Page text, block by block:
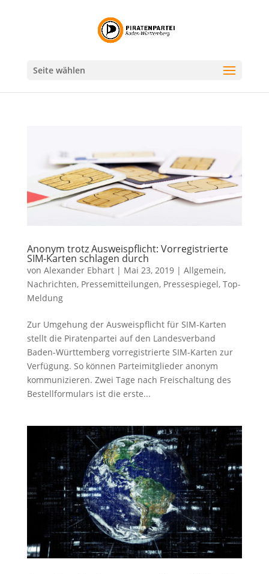
Seite wählen
Anonym trotz Ausweispflicht: Vorregistrierte
SIM-Karten schlagen durch
von Alexander Ebhart| Mai 23, 2019| Allgemein,
Nachrichten, Pressemitteilungen, Pressespiegel, Top-
Meldung
Zur Umgehung der Ausweispflicht für SIM-Karten
stellt die Piratenpartei auf den Landesverband
Baden-Württemberg vorregistrierte SIM-Karten zur
Verfügung. So können Parteimitglieder anonym
kommunizieren. Zwei Tage nach Freischaltung des
Bestellformulars ist die erste...